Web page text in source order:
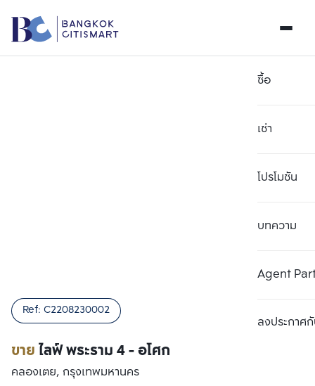
ซื้อ
เช่า
โปรโมชัน
บทความ
Agent
ลงประกาศกั
ขายไลฟ์ พระราม 4 - อโศก
Ref: C2208230002
คลองเตย, กรุงเทพมหานคร
เปรียบเทียบ